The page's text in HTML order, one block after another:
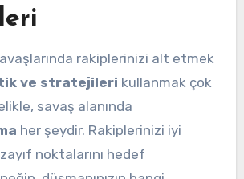
rakiplerinizi alt etmek
ve stratejileri kullanmak çok
savaş alanında
her şeydir. Rakiplerinizi iyi
noktalarını hedef